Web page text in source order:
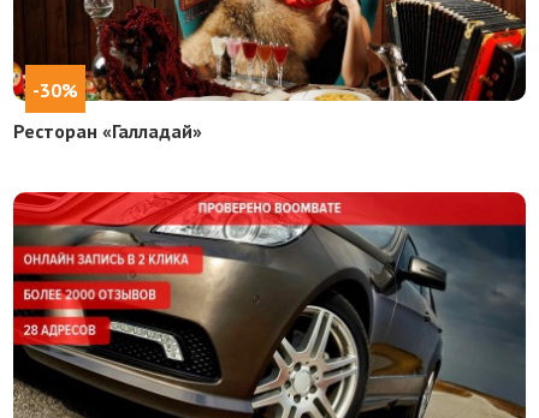
-30%
Ресторан «Галладай»